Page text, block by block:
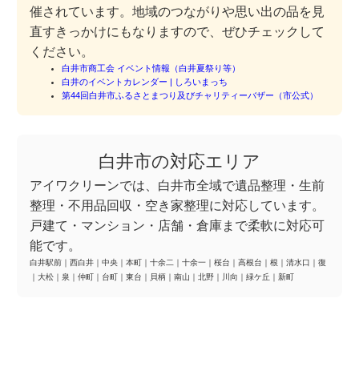
催されています。地域のつながりや思い出の品を見
直すきっかけにもなりますので、ぜひチェックして
ください。
白井市商工会 イベント情報（白井夏祭り等）
白井のイベントカレンダー | しろいまっち
第44回白井市ふるさとまつり及びチャリティーバザー（市公式）
白井市の対応エリア
アイワクリーンでは、白井市全域で遺品整理・生前
整理・不用品回収・空き家整理に対応しています。
戸建て・マンション・店舗・倉庫まで柔軟に対応可
能です。
白井駅前 ｜ 西白井 ｜ 中央 ｜ 本町 ｜ 十余二 ｜ 十余一 ｜ 桜台 ｜ 高根台 ｜ 根 ｜ 清水口 ｜ 復
｜ 大松 ｜ 泉 ｜ 仲町 ｜ 台町 ｜ 東台 ｜ 貝柄 ｜ 南山 ｜ 北野 ｜ 川向 ｜ 緑ケ丘 ｜ 新町